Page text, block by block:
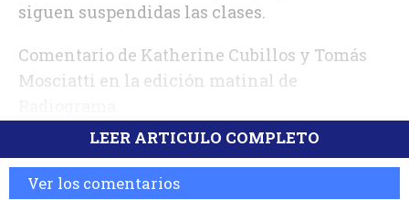
siguen suspendidas las clases.
Comentario de Katherine Cubillos y Tomás
Mosciatti en la edición matinal de
LEER ARTICULO COMPLETO
Ver los comentarios